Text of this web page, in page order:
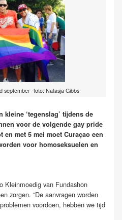
september -foto: Natasja Gibbs
kleine ‘tegenslag’ tijdens de
voor de volgende gay pride
met 5 mei moet Curaçao een
voor homoseksuelen en
Kleinmoedig van Fundashon
zorgen. “De aanvragen worden
voordoen, hebben we tijd